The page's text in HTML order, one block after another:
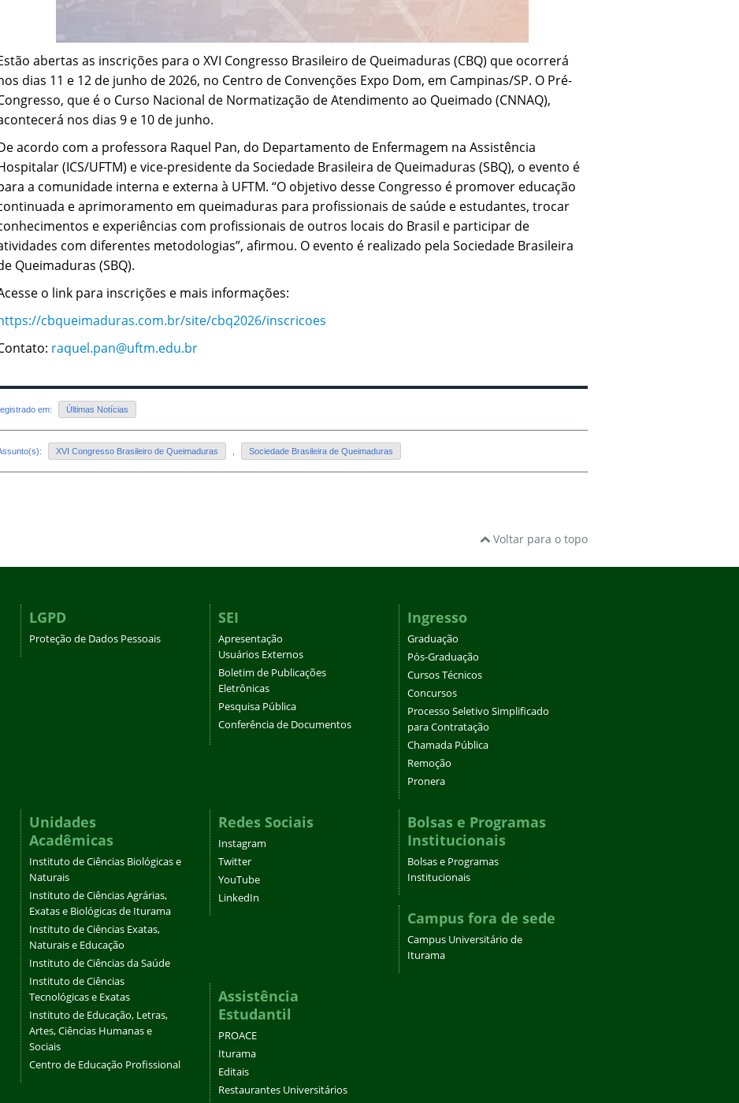
abertas as inscrições para o XVI Congresso Brasileiro de Queimaduras (CBQ) que ocorrerá
dias 11 e 12 de junho de 2026, no Centro de Convenções Expo Dom, em Campinas/SP. O Pré-
que é o Curso Nacional de Normatização de Atendimento ao Queimado (CNNAQ),
nos dias 9 e 10 de junho.
acordo com a professora Raquel Pan, do Departamento de Enfermagem na Assistência
(ICS/UFTM) e vice-presidente da Sociedade Brasileira de Queimaduras (SBQ), o evento é
a comunidade interna e externa à UFTM. “O objetivo desse Congresso é promover educação
e aprimoramento em queimaduras para profissionais de saúde e estudantes, trocar
e experiências com profissionais de outros locais do Brasil e participar de
com diferentes metodologias”, afirmou. O evento é realizado pela Sociedade Brasileira
Queimaduras (SBQ).
o link para inscrições e mais informações:
cbqueimaduras.com.br/site/cbq2026/inscricoes
raquel.pan@uftm.edu.br
em: Últimas Notícias
XVI Congresso Brasileiro de Queimaduras Sociedade Brasileira de Queimaduras
Voltar para o topo
LGPD
Proteção de Dados Pessoais
SEI
Apresentação
Usuários Externos
Boletim de Publicações
Eletrônicas
Pesquisa Pública
Conferência de Documentos
Ingresso
Graduação
Pós-Graduação
Cursos Técnicos
Concursos
Processo Seletivo Simplificado
para Contratação
Chamada Pública
Remoção
Pronera
Unidades
Acadêmicas
Instituto de Ciências Biológicas e
Naturais
Instituto de Ciências Agrárias,
Exatas e Biológicas de Iturama
Instituto de Ciências Exatas,
Naturais e Educação
Instituto de Ciências da Saúde
Instituto de Ciências
Tecnológicas e Exatas
Instituto de Educação, Letras,
Artes, Ciências Humanas e
Sociais
Centro de Educação Profissional
Redes Sociais
Instagram
Twitter
YouTube
LinkedIn
Bolsas e Programas
Institucionais
Bolsas e Programas
Institucionais
Campus fora de sede
Campus Universitário de
Iturama
Assistência
Estudantil
PROACE
Iturama
Editais
Restaurantes Universitários